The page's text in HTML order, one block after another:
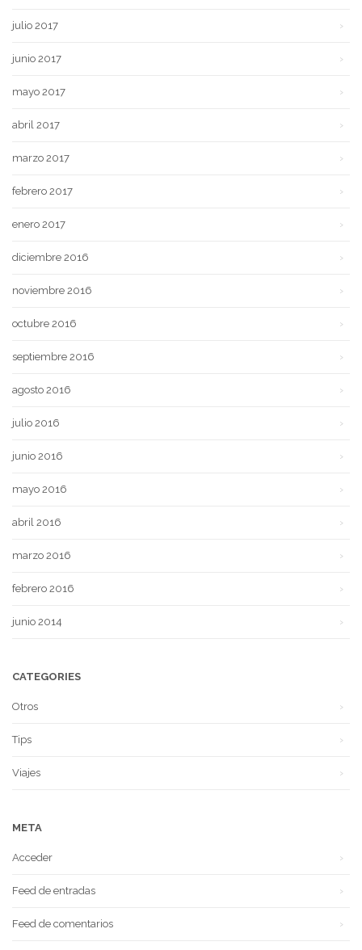
julio 2017
junio 2017
mayo 2017
abril 2017
marzo 2017
febrero 2017
enero 2017
diciembre 2016
noviembre 2016
octubre 2016
septiembre 2016
agosto 2016
julio 2016
junio 2016
mayo 2016
abril 2016
marzo 2016
febrero 2016
junio 2014
CATEGORIES
Otros
Tips
Viajes
META
Acceder
Feed de entradas
Feed de comentarios